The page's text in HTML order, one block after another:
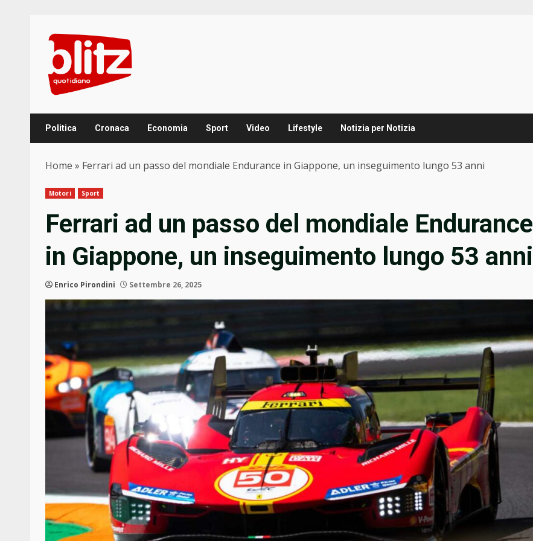
content
Politica Cronaca Economia Sport Video Lifestyle Notizia per Notizia
Home » Ferrari ad un passo del mondiale Endurance in Giappone, un inseguimento lungo 53 anni
Motori Sport
Ferrari ad un passo del mondiale Endurance
in Giappone, un inseguimento lungo 53 anni
Enrico Pirondini Settembre 26, 2025